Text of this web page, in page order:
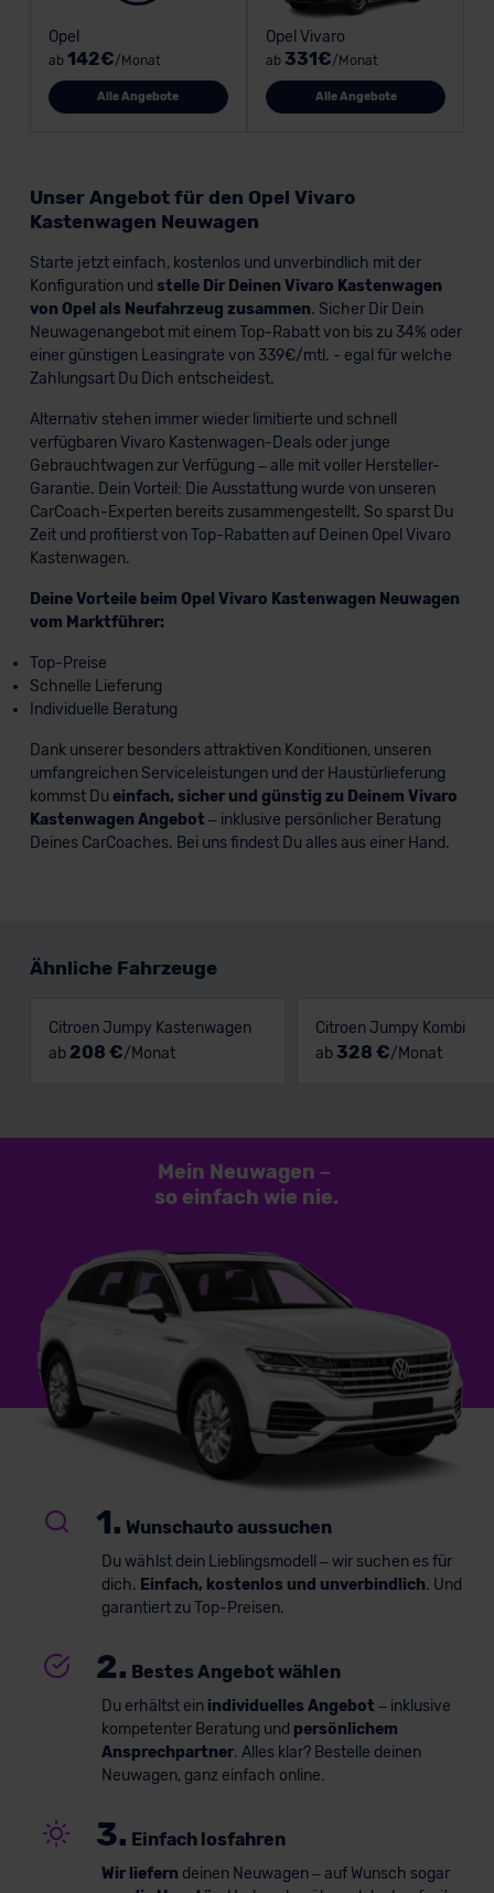
Opel
ab 142€/Monat
Alle Angebote
Opel Vivaro
ab 331€/Monat
Alle Angebote
Unser Angebot für den Opel Vivaro
Kastenwagen Neuwagen
Starte jetzt einfach, kostenlos und unverbindlich mit der
Konfiguration und stelle Dir Deinen Vivaro Kastenwagen
von Opel als Neufahrzeug zusammen. Sicher Dir Dein
Neuwagenangebot mit einem Top-Rabatt von bis zu 34% oder
einer günstigen Leasingrate von 339€/mtl. - egal für welche
Zahlungsart Du Dich entscheidest.
Alternativ stehen immer wieder limitierte und schnell
verfügbaren Vivaro Kastenwagen-Deals oder junge
Gebrauchtwagen zur Verfügung – alle mit voller Hersteller-
Garantie. Dein Vorteil: Die Ausstattung wurde von unseren
CarCoach-Experten bereits zusammengestellt. So sparst Du
Zeit und profitierst von Top-Rabatten auf Deinen Opel Vivaro
Kastenwagen.
Deine Vorteile beim Opel Vivaro Kastenwagen Neuwagen
vom Marktführer:
Top-Preise
Schnelle Lieferung
Individuelle Beratung
Dank unserer besonders attraktiven Konditionen, unseren
umfangreichen Serviceleistungen und der Haustürlieferung
kommst Du einfach, sicher und günstig zu Deinem Vivaro
Kastenwagen Angebot – inklusive persönlicher Beratung
Deines CarCoaches. Bei uns findest Du alles aus einer Hand.
Ähnliche Fahrzeuge
Citroen Jumpy Kastenwagen
ab 208 €/Monat
Citroen Jumpy Kombi
ab 328 €/Monat
Mein Neuwagen –
so einfach wie nie.
1. Wunschauto aussuchen
Du wählst dein Lieblingsmodell – wir suchen es für
dich. Einfach, kostenlos und unverbindlich. Und
garantiert zu Top-Preisen.
2. Bestes Angebot wählen
Du erhältst ein individuelles Angebot – inklusive
kompetenter Beratung und persönlichem
Ansprechpartner. Alles klar? Bestelle deinen
Neuwagen, ganz einfach online.
3. Einfach losfahren
Wir liefern deinen Neuwagen – auf Wunsch sogar